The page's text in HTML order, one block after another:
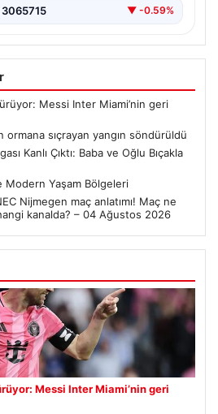
3065715 ▼ -0.59%
Messi Inter Miami’nin geri
ormana sıçrayan yangın söndürüldü
Kanlı Çıktı: Baba ve Oğlu Bıçakla
Modern Yaşam Bölgeleri
Nijmegen maç anlatımı! Maç ne
kanalda? – 04 Ağustos 2026
Messi Inter Miami’nin geri